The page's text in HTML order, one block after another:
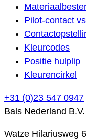
Pilot-contact
Kleurcodes
Positie hulplip
Kleurencirkel
+31 (0)23 547 0947
Bals Nederland B.V.
Watze Hilariusweg 6